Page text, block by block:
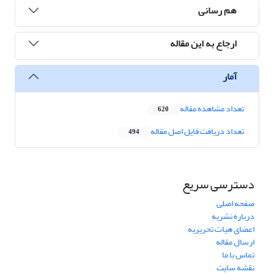
هم رسانی
ارجاع به این مقاله
آمار
تعداد مشاهده مقاله 620
تعداد دریافت فایل اصل مقاله 494
دسترسی سریع
صفحه اصلی
درباره نشریه
اعضای هیات تحریریه
ارسال مقاله
تماس با ما
نقشه سایت